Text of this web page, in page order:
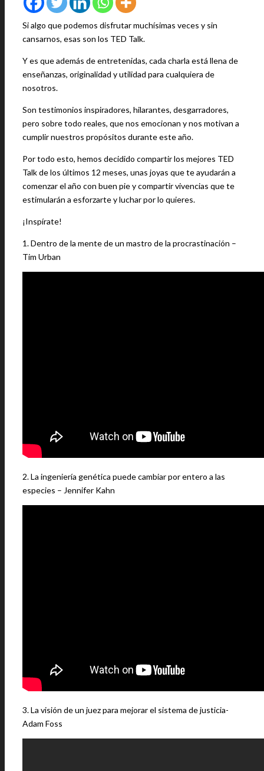
Si algo que podemos disfrutar muchísimas veces y sin
cansarnos, esas son los TED Talk.
Y es que además de entretenidas, cada charla está llena de
enseñanzas, originalidad y utilidad para cualquiera de
nosotros.
Son testimonios inspiradores, hilarantes, desgarradores,
pero sobre todo reales, que nos emocionan y nos motivan a
cumplir nuestros propósitos durante este año.
Por todo esto, hemos decidido compartir los mejores TED
Talk de los últimos 12 meses, unas joyas que te ayudarán a
comenzar el año con buen pie y compartir vivencias que te
estimularán a esforzarte y luchar por lo quieres.
¡Inspírate!
1. Dentro de la mente de un mastro de la procrastinación –
Tim Urban
2. La ingeniería genética puede cambiar por entero a las
especies – Jennifer Kahn
3. La visión de un juez para mejorar el sistema de justicia-
Adam Foss